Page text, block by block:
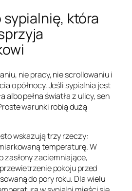
sypialnię, która
nie pracy, nie scrollowaniu i
o północy. Jeśli sypialnia jest
albo pełna światła z ulicy, sen
warunki robią dużą
wskazują trzy rzeczy:
temperaturę. W
zasłony zaciemniające,
pokoju przed
do pory roku. Dla wielu